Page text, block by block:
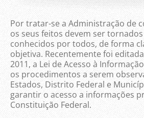
Por tratar-se a Administração de
os seus feitos devem ser
conhecidos por todos, de forma
objetiva. Recentemente foi editada
2011, a Lei de Acesso à
os procedimentos a serem
Estados, Distrito Federal e
garantir o acesso a informações
Constituição Federal.